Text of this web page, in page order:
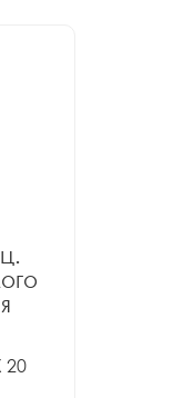
20